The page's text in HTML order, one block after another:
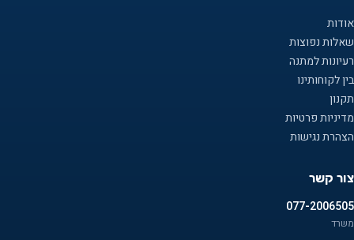
אודות
שאלות נפוצות
רעיונות למתנה
בין לקוחותינו
תקנון
מדיניות פרטיות
הצהרת נגישות
צור קשר
077-2006505
משרד